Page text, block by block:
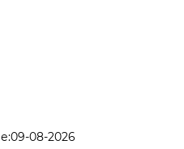
09-08-2026